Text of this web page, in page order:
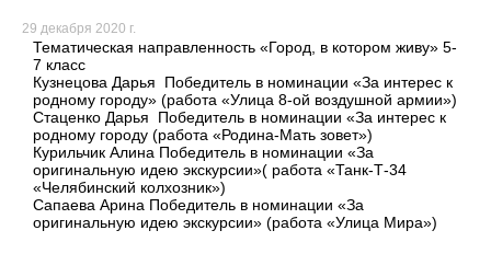
29 декабря 2020 г.
Тематическая направленность «Город, в котором живу» 5-
7 класс
Кузнецова Дарья Победитель в номинации «За интерес к
родному городу» (работа «Улица 8-ой воздушной армии»)
Стаценко Дарья Победитель в номинации «За интерес к
родному городу (работа «Родина-Мать зовет»)
Курильчик Алина Победитель в номинации «За
оригинальную идею экскурсии»( работа «Танк-Т-34
«Челябинский колхозник»)
Сапаева Арина Победитель в номинации «За
оригинальную идею экскурсии» (работа «Улица Мира»)